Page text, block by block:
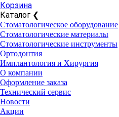
Корзина
Каталог ❮
Стоматологическое оборудование
Стоматологические материалы
Стоматологические инструменты
Ортодонтия
Имплантология и Хирургия
О компании
Оформление заказа
Технический сервис
Новости
Акции